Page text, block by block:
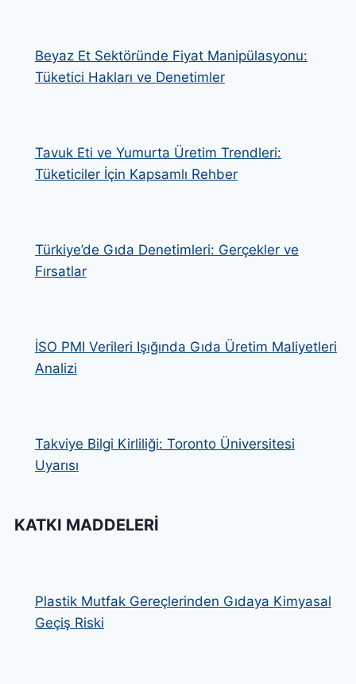
Beyaz Et Sektöründe Fiyat Manipülasyonu:
Tüketici Hakları ve Denetimler
Tavuk Eti ve Yumurta Üretim Trendleri:
Tüketiciler İçin Kapsamlı Rehber
Türkiye’de Gıda Denetimleri: Gerçekler ve
Fırsatlar
İSO PMI Verileri Işığında Gıda Üretim Maliyetleri
Analizi
Takviye Bilgi Kirliliği: Toronto Üniversitesi
Uyarısı
KATKI MADDELERI
Plastik Mutfak Gereçlerinden Gıdaya Kimyasal
Geçiş Riski